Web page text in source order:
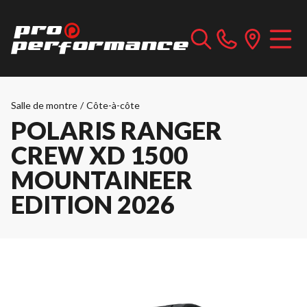
Salle de montre / Côte-à-côte
POLARIS RANGER
CREW XD 1500
MOUNTAINEER
EDITION 2026